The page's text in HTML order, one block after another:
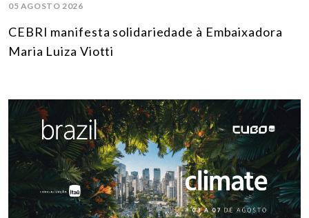
05 AGOSTO 2026
CEBRI manifesta solidariedade à Embaixadora
Maria Luiza Viotti